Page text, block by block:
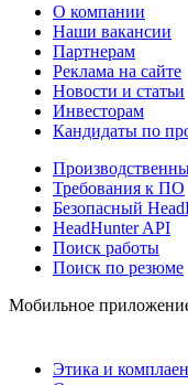
О компании
Наши вакансии
Партнерам
Реклама на сайте
Новости и статьи
Инвесторам
Кандидаты по
Требования к ПО
Безопасный
HeadHunter API
Поиск работы
Поиск по резюме
Мобильное
Этика и